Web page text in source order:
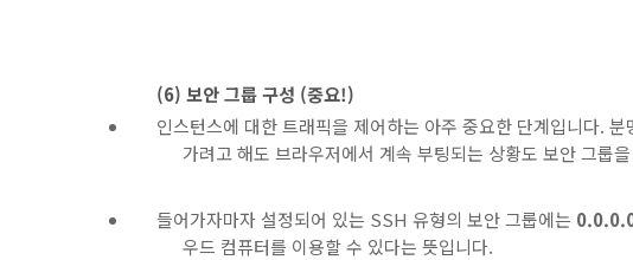
(6) 보안 그룹 구성 (중요!)
인스턴스에 대한 트래픽을 제어하는 아주 중요한 단계입니다.
가려고 해도 브라우저에서 계속 부팅되는 상황도 보안 그룹
들어가자마자 설정되어 있는 SSH 유형의 보안 그룹에는
우드 컴퓨터를 이용할 수 있다는 뜻입니다.